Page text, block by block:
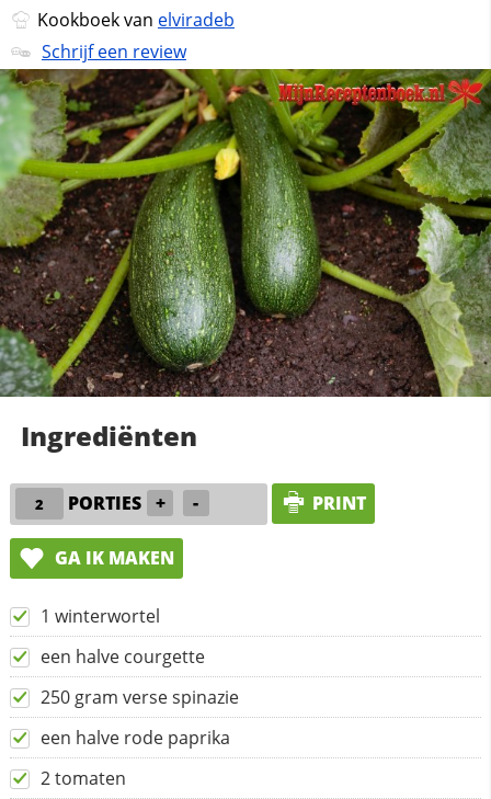
Kookboek van elviradeb
Schrijf een review
Ingrediënten
PORTIES + - PRINT
GA IK MAKEN
1 winterwortel
een halve courgette
250 gram verse spinazie
een halve rode paprika
2 tomaten